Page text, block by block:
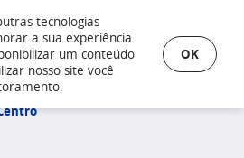
tecnologias
a sua experiência
um conteúdo
nosso site você
OK